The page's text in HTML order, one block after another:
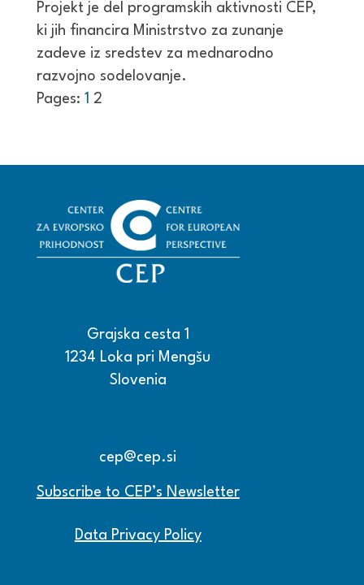
Projekt je del programskih aktivnosti CEP,
ki jih financira Ministrstvo za zunanje
zadeve iz sredstev za mednarodno
razvojno sodelovanje.
Pages: 1 2
Grajska cesta 1
1234 Loka pri Mengšu
Slovenia
cep@cep.si
Subscribe to CEP’s Newsletter
Data Privacy Policy